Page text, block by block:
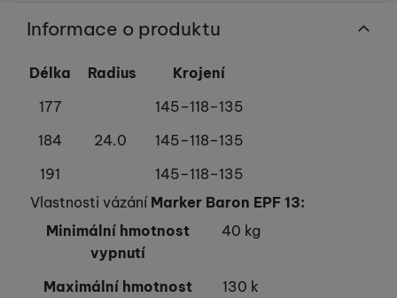
Informace o produktu
Délka Radius
Krojení
177
145–118–135
184
24.0
145–118–135
191
145–118–135
Vlastnosti vázáníMarker Baron EPF 13:
Minimální hmotnost
vypnutí
40 kg
Maximální hmotnost
130 k